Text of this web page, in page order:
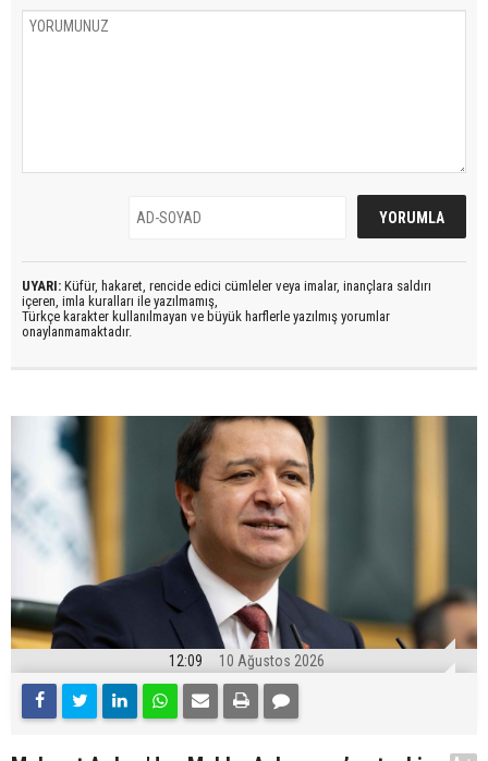
UYARI: Küfür, hakaret, rencide edici cümleler veya imalar, inançlara saldırı
içeren, imla kuralları ile yazılmamış,
Türkçe karakter kullanılmayan ve büyük harflerle yazılmış yorumlar
onaylanmamaktadır.
12:09 10 Ağustos 2026